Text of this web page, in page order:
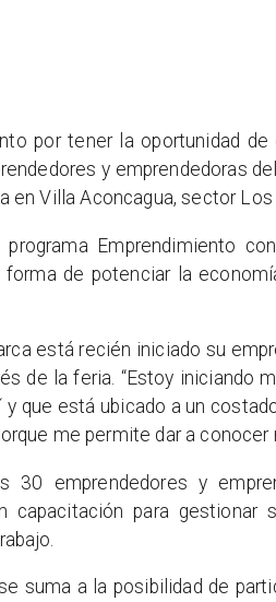
por tener la oportunidad
y emprendedoras
en Villa Aconcagua, sector Los
Emprendimiento
forma de potenciar la
está recién iniciado su
de la feria. “Estoy iniciando
y que está ubicado a un
me permite dar a conocer
30 emprendedores y
capacitación para gestionar
suma a la posibilidad de